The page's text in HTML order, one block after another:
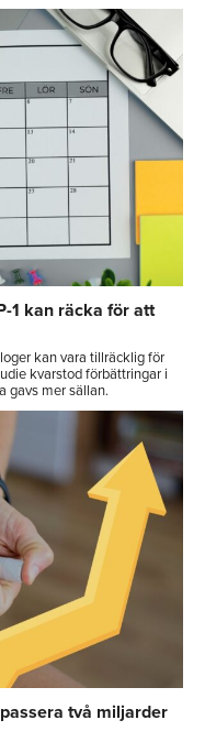
1 kan räcka för att
kan vara tillräcklig för
kvarstod förbättringar i
gavs mer sällan.
två miljarder